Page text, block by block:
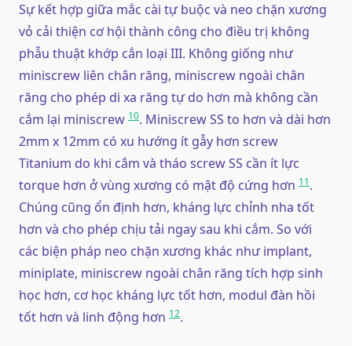
Sự kết hợp giữa mắc cài tự buộc và neo chặn xương
vỏ cải thiện cơ hội thành công cho điều trị không
phẫu thuật khớp cắn loại III. Không giống như
miniscrew liên chân răng, miniscrew ngoài chân
răng cho phép di xa răng tự do hơn mà không cần
cắm lại miniscrew 10. Miniscrew SS to hơn và dài hơn
2mm x 12mm có xu hướng ít gẫy hơn screw
Titanium do khi cắm và tháo screw SS cần ít lực
torque hơn ở vùng xương có mật độ cứng hơn 11.
Chúng cũng ổn định hơn, kháng lực chỉnh nha tốt
hơn và cho phép chịu tải ngay sau khi cắm. So với
các biện pháp neo chặn xương khác như implant,
miniplate, miniscrew ngoài chân răng tích hợp sinh
học hơn, cơ học kháng lực tốt hơn, modul đàn hồi
tốt hơn và linh động hơn 12.